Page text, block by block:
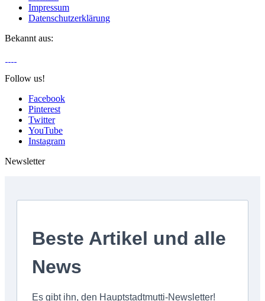
Impressum
Datenschutzerklärung
Bekannt aus:
Follow us!
Facebook
Pinterest
Twitter
YouTube
Instagram
Newsletter